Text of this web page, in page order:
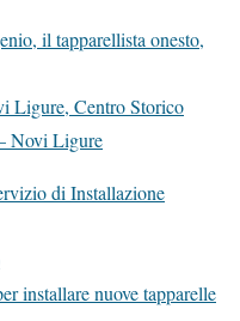
il tapparellista onesto,
Ligure, Centro Storico
Novi Ligure
di Installazione
installare nuove tapparelle